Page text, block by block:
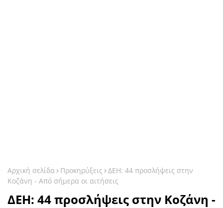
Αρχική σελίδα Προκηρύξεις
ΔΕΗ: 44 προσλήψεις στην
Κοζάνη - Από σήμερα οι αιτήσεις
ΔΕΗ: 44 προσλήψεις στην Κοζάνη -